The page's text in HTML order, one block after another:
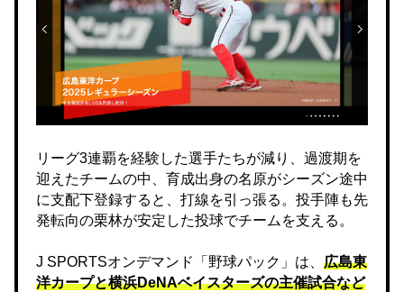
リーグ3連覇を経験した選手たちが減り、過渡期を
迎えたチームの中、育成出身の名原がシーズン途中
に支配下登録すると、打線を引っ張る。投手陣も先
発転向の栗林が安定した投球でチームを支える。
J SPORTSオンデマンド「野球パック」は、 広島東
洋カープと横浜DeNAベイスターズの主催試合など